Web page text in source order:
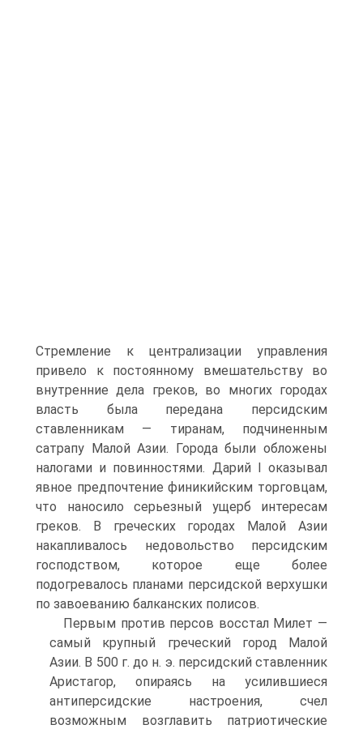
Стремление к централизации управления
привело к постоянному вмешательству во
внутренние дела греков, во многих городах
власть была передана персидским
ставленникам — тиранам, подчиненным
сатрапу Малой Азии. Города были обложены
налогами и повинностями. Дарий I оказывал
явное предпочтение финикийским торговцам,
что наносило серьезный ущерб интересам
греков. B греческих городах Малой Азии
накапливалось недовольство персидским
господством, которое еще более
подогревалось планами персидской верхушки
по завоеванию балканских полисов.
Первым против персов восстал Милет —
самый крупный греческий город Малой
Азии. B 500 г. до н. э. персидский ставленник
Аристагор, опираясь на усилившиеся
антиперсидские настроения, счел
возможным возглавить патриотические